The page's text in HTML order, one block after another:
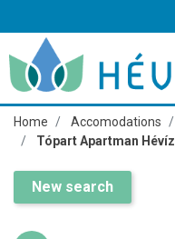
Home Accomodations
Tópart Apartman Hévíz
New search